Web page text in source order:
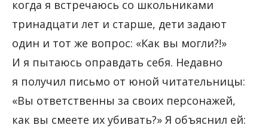
когда я встречаюсь со школьниками
тринадцати лет и старше, дети задают
один и тот же вопрос: «Как вы могли?!»
И я пытаюсь оправдать себя. Недавно
я получил письмо от юной читательницы:
«Вы ответственны за своих персонажей,
как вы смеете их убивать?» Я объяснил ей: